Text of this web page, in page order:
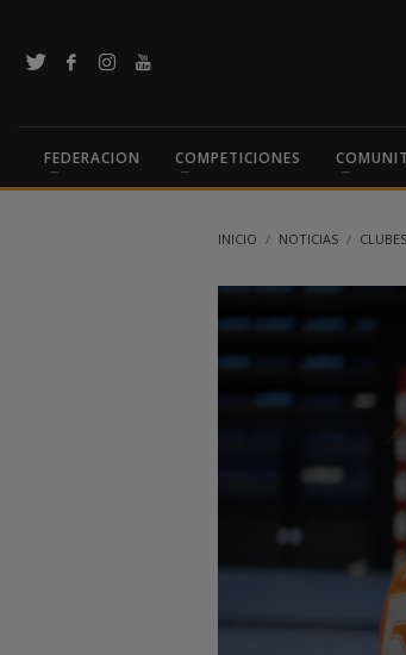
FEDERACION COMPETICIONES
INICIO NOTICIAS CLUBES